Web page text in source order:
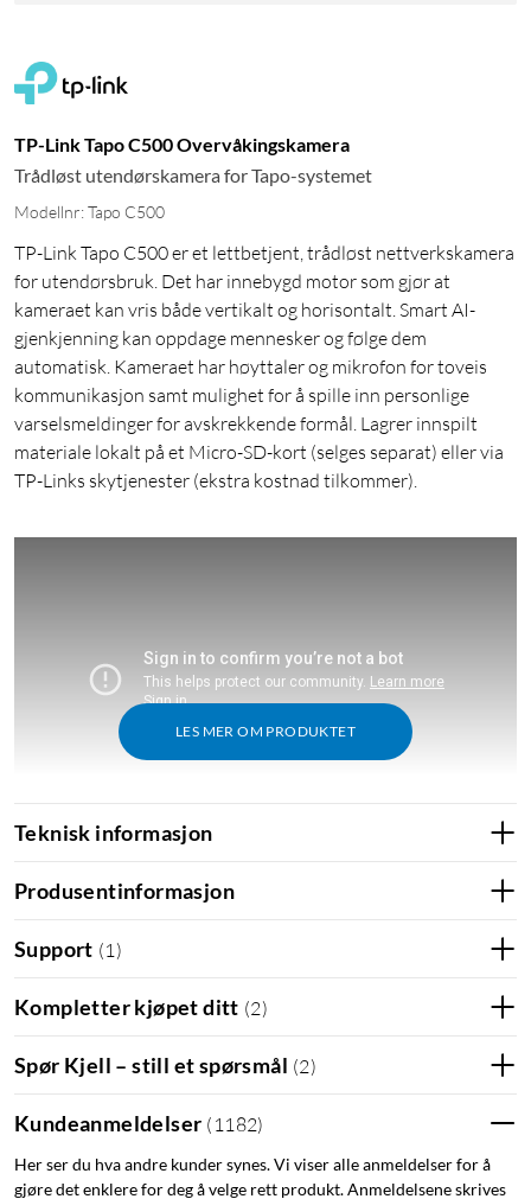
TP-Link Tapo C500 Overvåkingskamera
Trådløst utendørskamera for Tapo-systemet
Modellnr: Tapo C500
TP-Link Tapo C500 er et lettbetjent, trådløst nettverkskamera
for utendørsbruk. Det har innebygd motor som gjør at
kameraet kan vris både vertikalt og horisontalt. Smart AI-
gjenkjenning kan oppdage mennesker og følge dem
automatisk. Kameraet har høyttaler og mikrofon for toveis
kommunikasjon samt mulighet for å spille inn personlige
varselsmeldinger for avskrekkende formål. Lagrer innspilt
materiale lokalt på et Micro-SD-kort (selges separat) eller via
TP-Links skytjenester (ekstra kostnad tilkommer).
LES MER OM PRODUKTET
Lett å installere og kan festes både på vegg, rør og i tak.
Brukervennlig mobilapp
Kameraet installeres enkelt via appen
(iOS/Android), der du får tilgang til en live-view fra kameraet
og kan strømme bildet direkte til mobil eller nettbrett. Her kan
du også manuelt lagre bilder og videoer på enheten din, som
er lagret på minnekortet eller TP-Links skytjeneste (ekstra
Teknisk informasjon
Produsentinformasjon
Support (1 )
Kompletter kjøpet ditt (2)
Spør Kjell – still et spørsmål (2)
Kundeanmeldelser ( 1182)
Her ser du hva andre kunder synes. Vi viser alle anmeldelser for å
gjøre det enklere for deg å velge rett produkt. Anmeldelsene skrives